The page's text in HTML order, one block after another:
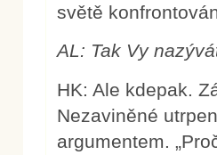
světě
AL: Tak Vy
HK: Ale kdepak.
Nezaviněné
argumentem.